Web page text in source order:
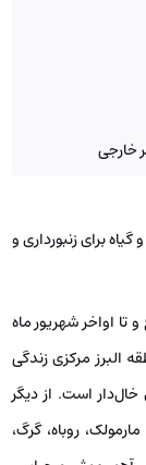
خارجی
برای زنبورداری و
تا اواخر شهریور ماه
البرز مرکزی زندگی
است. از دیگر
روباه، گرگ،